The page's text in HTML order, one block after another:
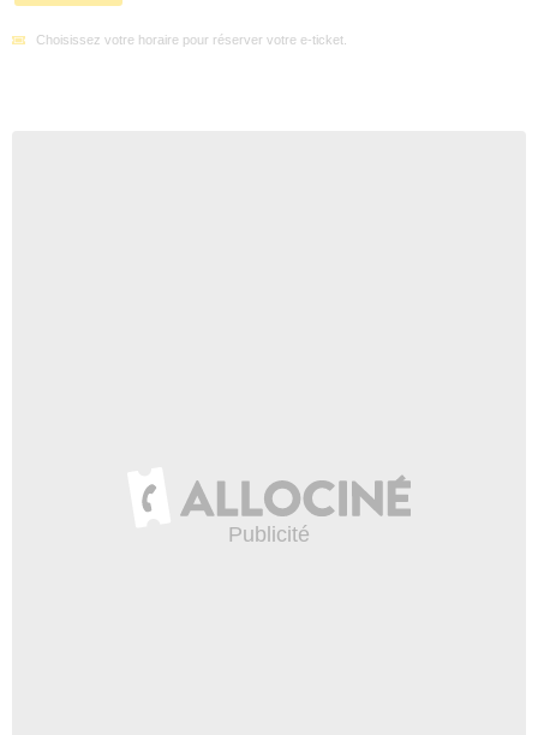
Choisissez votre horaire pour réserver votre e-ticket.